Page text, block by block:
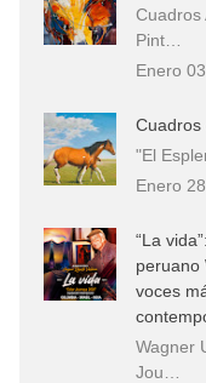
Cuadros
Pint…
Enero
Cuadros
"El
Enero
“La
peruano
voces
Wagner
Jou…